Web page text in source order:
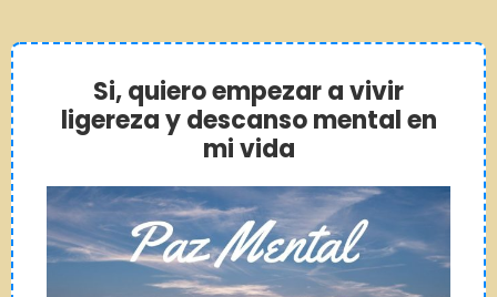
Si, quiero empezar a vivir
ligereza y descanso mental en
mi vida